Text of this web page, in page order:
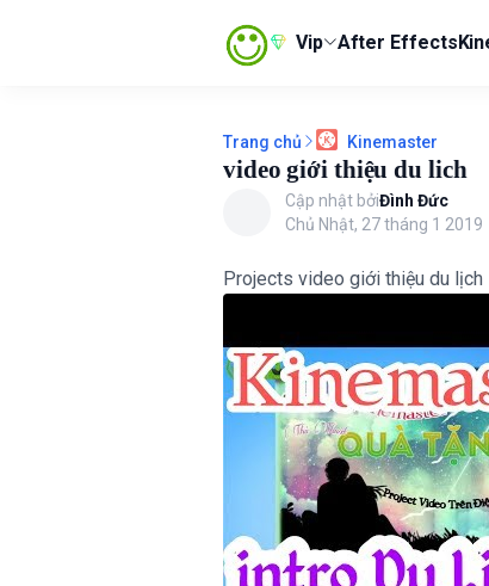
Vip After Effects
Trang chủ Kinemaster
video giới thiệu du lich
Cập nhật bởiĐình Đức
Chủ Nhật, 27 tháng 1 2019
Projects video giới thiệu du lịch
(Ủng hộ admin) Xem ngay Máy Chơi